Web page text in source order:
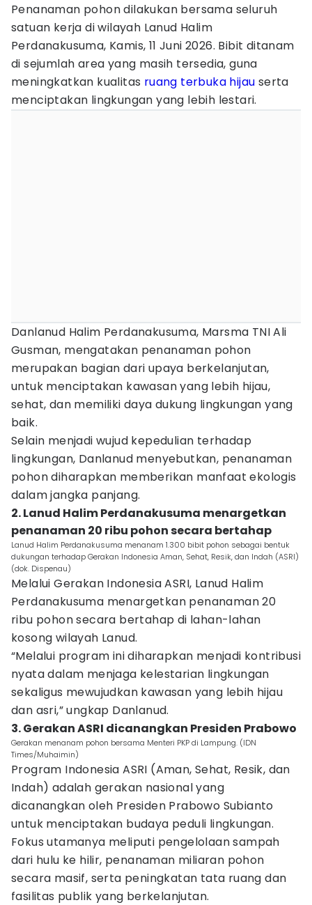
Penanaman pohon dilakukan bersama seluruh
satuan kerja di wilayah Lanud Halim
Perdanakusuma, Kamis, 11 Juni 2026. Bibit ditanam
di sejumlah area yang masih tersedia, guna
meningkatkan kualitas ruang terbuka hijau serta
menciptakan lingkungan yang lebih lestari.
Danlanud Halim Perdanakusuma, Marsma TNI Ali
Gusman, mengatakan penanaman pohon
merupakan bagian dari upaya berkelanjutan,
untuk menciptakan kawasan yang lebih hijau,
sehat, dan memiliki daya dukung lingkungan yang
baik.
Selain menjadi wujud kepedulian terhadap
lingkungan, Danlanud menyebutkan, penanaman
pohon diharapkan memberikan manfaat ekologis
dalam jangka panjang.
2. Lanud Halim Perdanakusuma menargetkan
penanaman 20 ribu pohon secara bertahap
Lanud Halim Perdanakusuma menanam 1.300 bibit pohon sebagai bentuk
dukungan terhadap Gerakan Indonesia Aman, Sehat, Resik, dan Indah (ASRI)
(dok. Dispenau)
Melalui Gerakan Indonesia ASRI, Lanud Halim
Perdanakusuma menargetkan penanaman 20
ribu pohon secara bertahap di lahan-lahan
kosong wilayah Lanud.
“Melalui program ini diharapkan menjadi kontribusi
nyata dalam menjaga kelestarian lingkungan
sekaligus mewujudkan kawasan yang lebih hijau
dan asri,” ungkap Danlanud.
3. Gerakan ASRI dicanangkan Presiden Prabowo
Gerakan menanam pohon bersama Menteri PKP di Lampung. (IDN
Times/Muhaimin)
Program Indonesia ASRI (Aman, Sehat, Resik, dan
Indah) adalah gerakan nasional yang
dicanangkan oleh Presiden Prabowo Subianto
untuk menciptakan budaya peduli lingkungan.
Fokus utamanya meliputi pengelolaan sampah
dari hulu ke hilir, penanaman miliaran pohon
secara masif, serta peningkatan tata ruang dan
fasilitas publik yang berkelanjutan.